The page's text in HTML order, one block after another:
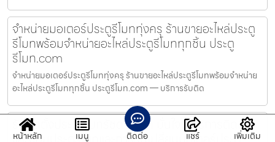
จำหน่ายมอเตอร์ประตูรีโมททุ่งครุ ร้านขายอะไหล่ประตู
รีโมทพร้อมจำหน่ายอะไหล่ประตูรีโมททุกชิ้น ประตู
รีโมท.com
จำหน่ายมอเตอร์ประตูรีโมททุ่งครุ ร้านขายอะไหล่ประตูรีโมทพร้อมจำหน่าย
อะไหล่ประตูรีโมททุกชิ้น ประตูรีโมท.com — บริการรับติด
รับติดตั้งประตูรีโมทรัชดาภิเษก มั่นใจในบริการติดตั้ง
หน้าหลัก เมนู ติดต่อ แชร์ เพิ่มเติม